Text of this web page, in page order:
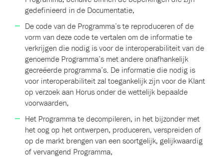
gedefinieerd in de Documentatie,
De code van de Programma’s te reproduceren of de
vorm van deze code te vertalen om de informatie te
verkrijgen die nodig is voor de interoperabiliteit van de
genoemde Programma’s met andere onafhankelijk
gecreëerde programma’s. De informatie die nodig is
voor interoperabiliteit zal toegankelijk zijn voor de Klant
op verzoek aan Horus onder de wettelijk bepaalde
voorwaarden,
Het Programma te decompileren, in het bijzonder met
het oog op het ontwerpen, produceren, verspreiden of
op de markt brengen van een soortgelijk, gelijkwaardig
of vervangend Programma,